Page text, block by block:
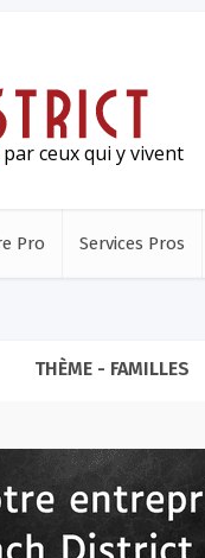
par ceux qui y vivent
Pro Services Pros
THÈME - FAMILLES